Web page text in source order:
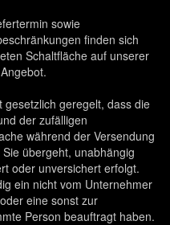
sowie
finden sich
Schaltfläche auf unserer
gesetzlich geregelt, dass die
der zufälligen
während der Versendung
übergeht, unabhängig
oder unversichert erfolgt.
ein nicht vom Unternehmer
eine sonst zur
Person beauftragt haben.